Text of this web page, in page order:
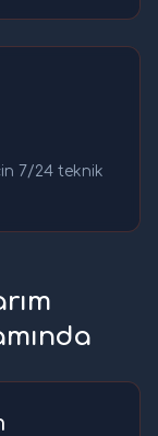
7/24 teknik